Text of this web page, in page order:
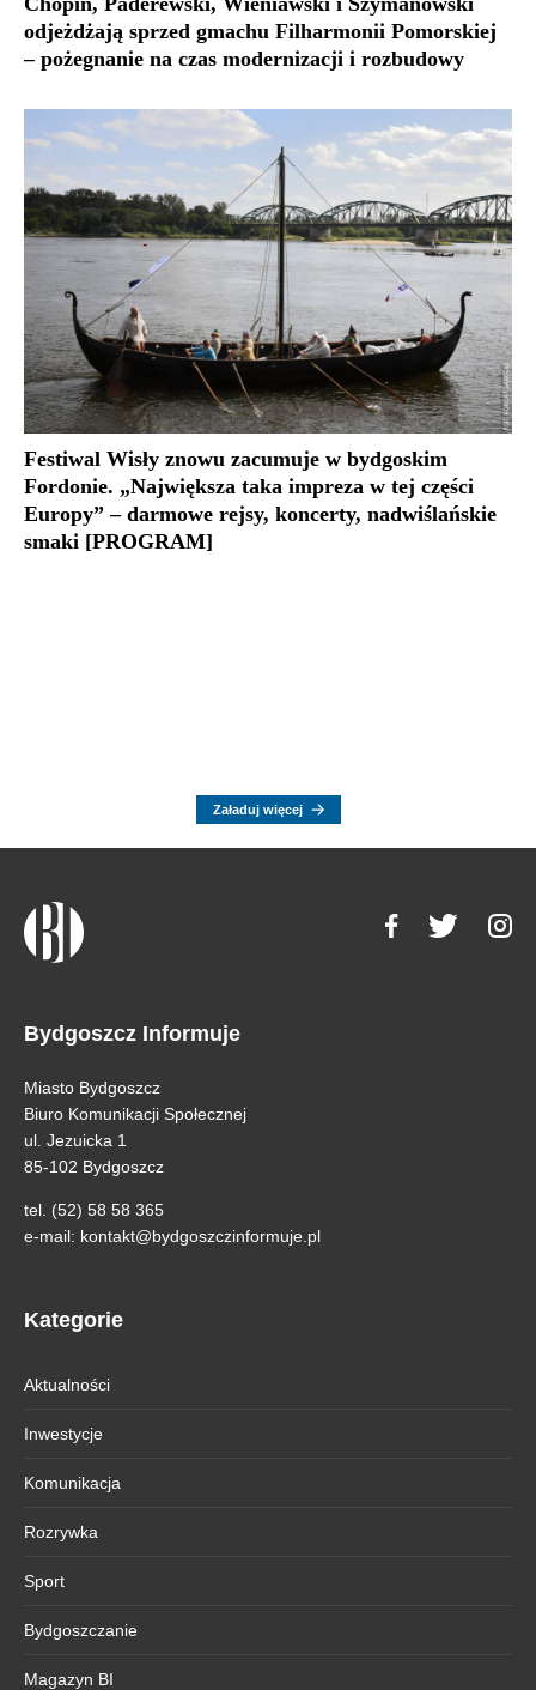
odjeżdżają sprzed gmachu Filharmonii Pomorskiej
– pożegnanie na czas modernizacji i rozbudowy
Festiwal Wisły znowu zacumuje w bydgoskim
Fordonie. „Największa taka impreza w tej części
Europy” – darmowe rejsy, koncerty, nadwiślańskie
smaki [PROGRAM]
Załaduj więcej
Bydgoszcz Informuje
Miasto Bydgoszcz
Biuro Komunikacji Społecznej
ul. Jezuicka 1
85-102 Bydgoszcz
tel. (52) 58 58 365
e-mail: kontakt@bydgoszczinformuje.pl
Kategorie
Aktualności
Inwestycje
Komunikacja
Rozrywka
Sport
Bydgoszczanie
Magazyn BI